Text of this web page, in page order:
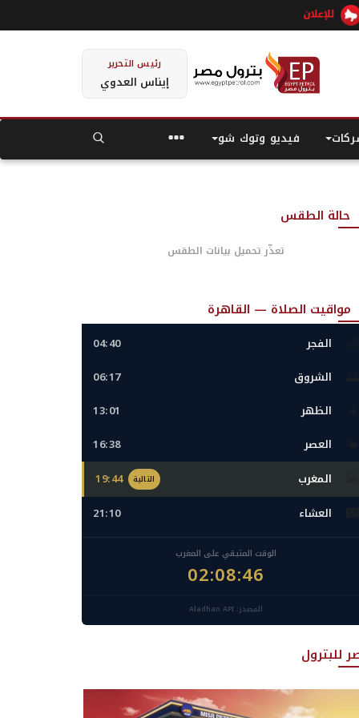
رئيس التحرير
إيناس العدوي
فيديو وتوك شو
حالة الطقس
تعذّر تحميل بيانات الطقس
مواقيت الصلاة — القاهرة
الفجر 04:40
الشروق 06:17
الظهر 13:01
العصر 16:38
المغرب التالية 19:44
العشاء 21:10
الوقت المتبقي على المغرب
02:08:45
المصدر: Aladhan API
للبترول